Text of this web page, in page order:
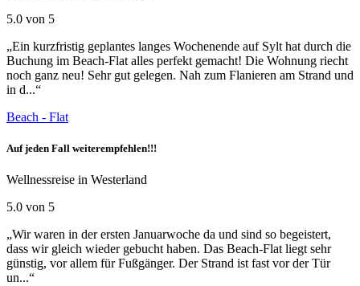
5.0 von 5
„Ein kurzfristig geplantes langes Wochenende auf Sylt hat durch die
Buchung im Beach-Flat alles perfekt gemacht! Die Wohnung riecht
noch ganz neu! Sehr gut gelegen. Nah zum Flanieren am Strand und
in d...“
Beach - Flat
Auf jeden Fall weiterempfehlen!!!
Wellnessreise in Westerland
5.0 von 5
„Wir waren in der ersten Januarwoche da und sind so begeistert,
dass wir gleich wieder gebucht haben. Das Beach-Flat liegt sehr
günstig, vor allem für Fußgänger. Der Strand ist fast vor der Tür
un...“